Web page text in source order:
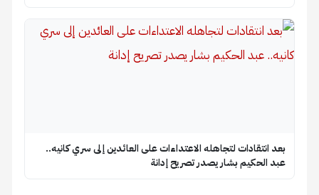
بعد انتقادات لتجاهله الاعتداءات على العائدين إلى سري كانيه..
عبد الحكيم بشار يصدر تصريح إدانة